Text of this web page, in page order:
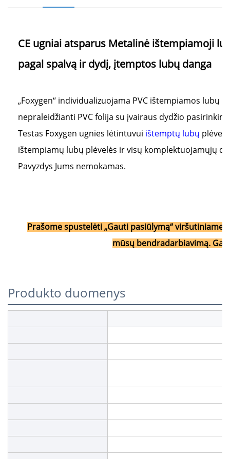
CE ugniai atsparus Metalinė ištempiamoji
pagal spalvą ir dydį, įtemptos lubų danga
„Foxygen“ individualizuojama PVC ištempiamos lubų
nepraleidžianti PVC folija su įvairaus dydžio
Testas Foxygen ugnies lėtintuvui ištemptų lubų
ištempiamų lubų plėvelės ir visų komplektuojamųjų
Prašome spustelėti „Gauti pasiūlymą“ viršutiniame
Produkto duomenys